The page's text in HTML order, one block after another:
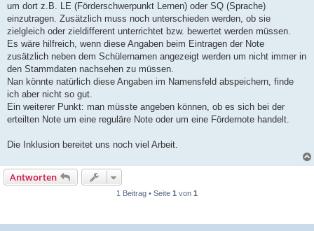
um dort z.B. LE (Förderschwerpunkt Lernen) oder SQ (Sprache)
einzutragen. Zusätzlich muss noch unterschieden werden, ob sie
zielgleich oder zieldifferent unterrichtet bzw. bewertet werden müssen.
Es wäre hilfreich, wenn diese Angaben beim Eintragen der Note
zusätzlich neben dem Schülernamen angezeigt werden um nicht immer in
den Stammdaten nachsehen zu müssen.
Nan könnte natürlich diese Angaben im Namensfeld abspeichern, finde
ich aber nicht so gut.
Ein weiterer Punkt: man müsste angeben können, ob es sich bei der
erteilten Note um eine reguläre Note oder um eine Fördernote handelt.
Die Inklusion bereitet uns noch viel Arbeit.
Antworten
1 Beitrag • Seite 1 von 1